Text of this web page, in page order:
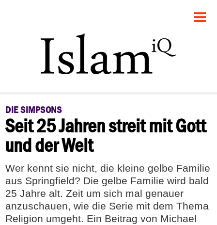
POLITIK
FEUILLETON
PANORAMA
RECHT
DEBATTE
DIE SIMPSONS
Seit 25 Jahren streit mit Gott
und der Welt
Wer kennt sie nicht, die kleine gelbe Familie
aus Springfield? Die gelbe Familie wird bald
25 Jahre alt. Zeit um sich mal genauer
anzuschauen, wie die Serie mit dem Thema
Religion umgeht. Ein Beitrag von Michael